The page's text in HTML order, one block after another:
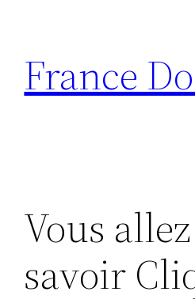
contenu
France
Vous
savoir